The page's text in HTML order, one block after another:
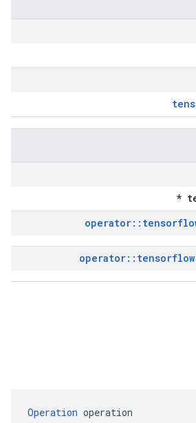
operator::
operator:: tensorflow
Operation operation